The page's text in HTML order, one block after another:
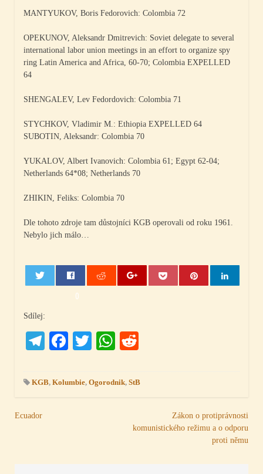
MANTYUKOV, Boris Fedorovich: Colombia 72
OPEKUNOV, Aleksandr Dmitrevich: Soviet delegate to several
international labor union meetings in an effort to organize spy
ring Latin America and Africa, 60-70; Colombia EXPELLED
64
SHENGALEV, Lev Fedordovich: Colombia 71
STYCHKOV, Vladimir M.: Ethiopia EXPELLED 64
SUBOTIN, Aleksandr: Colombia 70
YUKALOV, Albert Ivanovich: Colombia 61; Egypt 62-04;
Netherlands 64*08; Netherlands 70
ZHIKIN, Feliks: Colombia 70
Dle tohoto zdroje tam důstojníci KGB operovali od roku 1961.
Nebylo jich málo…
0
Sdílej:
Telegram
Facebook
TwitterWhatsApp
KGB, Kolumbie, Ogorodnik, StB
Navigace
Ecuador
Zákon o protiprávnosti
komunistického režimu a o odporu
proti němu